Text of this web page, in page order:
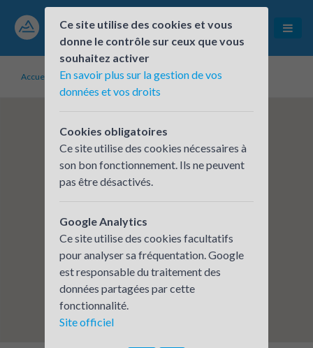
Accueil Établissements inscrits AGATE Frontonas
Ce site utilise des cookies et vous
donne le contrôle sur ceux que vous
souhaitez activer
En savoir plus sur la gestion de vos
données et vos droits
Cookies obligatoires
Ce site utilise des cookies nécessaires à
son bon fonctionnement. Ils ne peuvent
pas être désactivés.
Google Analytics
Ce site utilise des cookies facultatifs
pour analyser sa fréquentation. Google
est responsable du traitement des
données partagées par cette
fonctionnalité.
Site officiel